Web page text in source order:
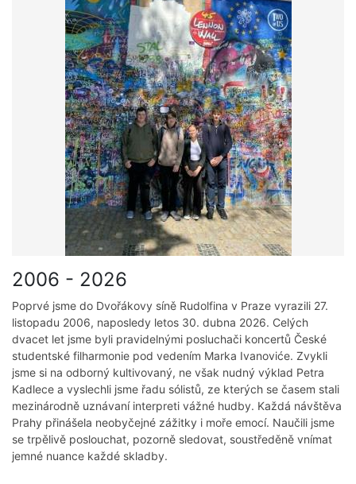
2006 - 2026
Poprvé jsme do Dvořákovy síně Rudolfina v Praze vyrazili 27.
listopadu 2006, naposledy letos 30. dubna 2026. Celých
dvacet let jsme byli pravidelnými posluchači koncertů České
studentské filharmonie pod vedením Marka Ivanoviće. Zvykli
jsme si na odborný kultivovaný, ne však nudný výklad Petra
Kadlece a vyslechli jsme řadu sólistů, ze kterých se časem stali
mezinárodně uznávaní interpreti vážné hudby. Každá návštěva
Prahy přinášela neobyčejné zážitky i moře emocí. Naučili jsme
se trpělivě poslouchat, pozorně sledovat, soustředěně vnímat
jemné nuance každé skladby.